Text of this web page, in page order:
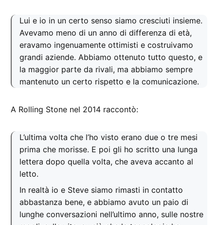
Lui e io in un certo senso siamo cresciuti insieme.
Avevamo meno di un anno di differenza di età,
eravamo ingenuamente ottimisti e costruivamo
grandi aziende. Abbiamo ottenuto tutto questo, e
la maggior parte da rivali, ma abbiamo sempre
mantenuto un certo rispetto e la comunicazione.
A Rolling Stone nel 2014 raccontò:
L’ultima volta che l’ho visto erano due o tre mesi
prima che morisse. E poi gli ho scritto una lunga
lettera dopo quella volta, che aveva accanto al
letto.
In realtà io e Steve siamo rimasti in contatto
abbastanza bene, e abbiamo avuto un paio di
lunghe conversazioni nell’ultimo anno, sulle nostre